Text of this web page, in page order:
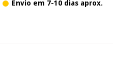
Envio em 7-10 dias aprox.